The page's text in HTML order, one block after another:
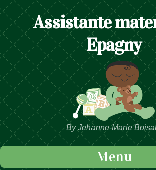
Assistante
Epagny
By Jehanne-Marie
Menu